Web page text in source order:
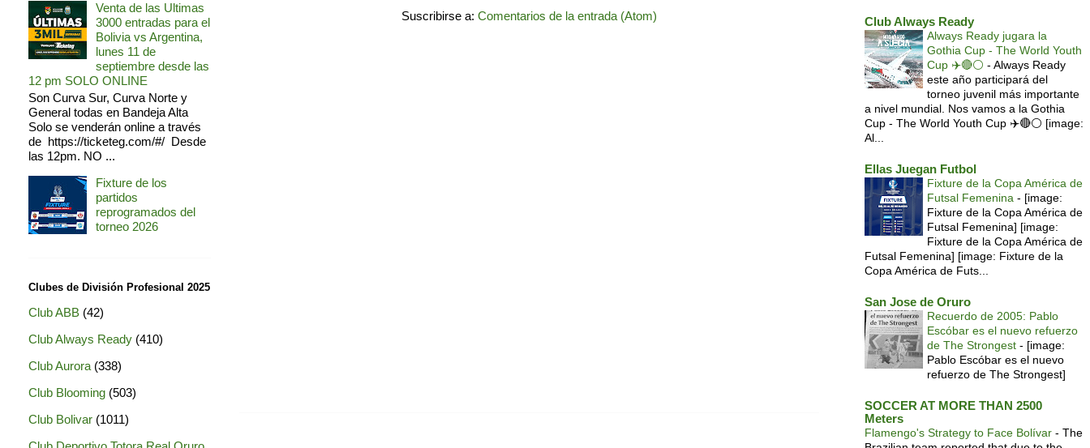
Suscribirse a: Comentarios de la entrada (Atom)
Venta de las Ultimas
3000 entradas para el
Bolivia vs Argentina,
lunes 11 de
septiembre desde las
12 pm SOLO ONLINE
Son Curva Sur, Curva Norte y
General todas en Bandeja Alta
Solo se venderán online a través
de https://ticketeg.com/#/ Desde
las 12pm. NO ...
Fixture de los
partidos
reprogramados del
torneo 2026
Clubes de División Profesional 2025
Club ABB (42)
Club Always Ready (410)
Club Aurora (338)
Club Blooming (503)
Club Bolivar (1011)
Club Always Ready
Always Ready jugara la
Gothia Cup - The World Youth
Cup ✈️🔴⚪️ - Always Ready
este año participará del
torneo juvenil más importante
a nivel mundial. Nos vamos a la Gothia
Cup - The World Youth Cup ✈️🔴⚪️ [image:
Al...
Ellas Juegan Futbol
Fixture de la Copa América de
Futsal Femenina - [image:
Fixture de la Copa América de
Futsal Femenina] [image:
Fixture de la Copa América de
Futsal Femenina] [image: Fixture de la
Copa América de Futs...
San Jose de Oruro
Recuerdo de 2005: Pablo
Escóbar es el nuevo refuerzo
de The Strongest - [image:
Pablo Escóbar es el nuevo
refuerzo de The Strongest]
SOCCER AT MORE THAN 2500
Meters
Flamengo's Strategy to Face Bolívar - The